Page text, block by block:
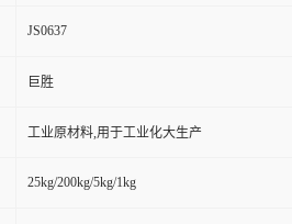
JS0637
巨胜
工业原材料,用于工业化大生产
25kg/200kg/5kg/1kg